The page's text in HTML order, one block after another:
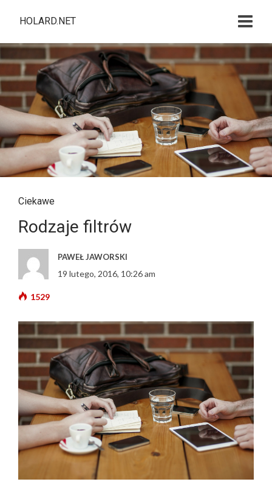
HOLARD.NET
Ciekawe
Rodzaje filtrów
PAWEŁ JAWORSKI
19 lutego, 2016, 10:26 am
1529